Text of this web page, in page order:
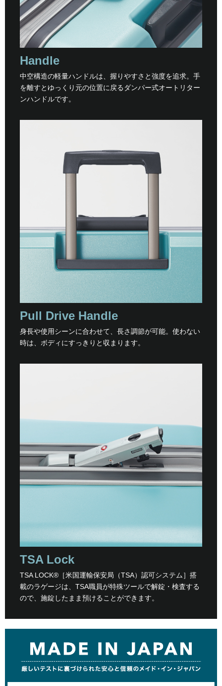
Handle
中空構造の軽量ハンドルは、握りやすさと強度を追求。手
を離すとゆっくり元の位置に戻るダンパー式オートリター
ンハンドルです。
Pull Drive Handle
身長や使用シーンに合わせて、長さ調節が可能。使わない
時は、ボディにすっきりと収まります。
TSA Lock
TSA LOCK®［米国運輸保安局（TSA）認可システム］搭
載のラゲージは、TSA職員が特殊ツールで解錠・検査する
ので、施錠したまま預けることができます。